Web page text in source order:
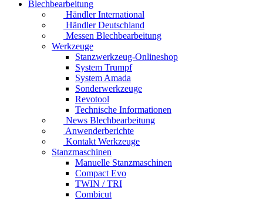
Blechbearbeitung
Händler International
Händler Deutschland
Messen Blechbearbeitung
Werkzeuge
Stanzwerkzeug-Onlineshop
System Trumpf
System Amada
Sonderwerkzeuge
Revotool
Technische Informationen
News Blechbearbeitung
Anwenderberichte
Kontakt Werkzeuge
Stanzmaschinen
Manuelle Stanzmaschinen
Compact Evo
TWIN / TRI
Combicut